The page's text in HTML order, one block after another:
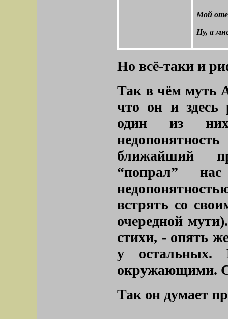
Мой
Ну, а
Но всё-таки и
Так в чём муть
что он и здесь
один из них
ближайший
“попрал”
встрять со
очередной
стихи, - опять
у
окружающими.
Так он думает